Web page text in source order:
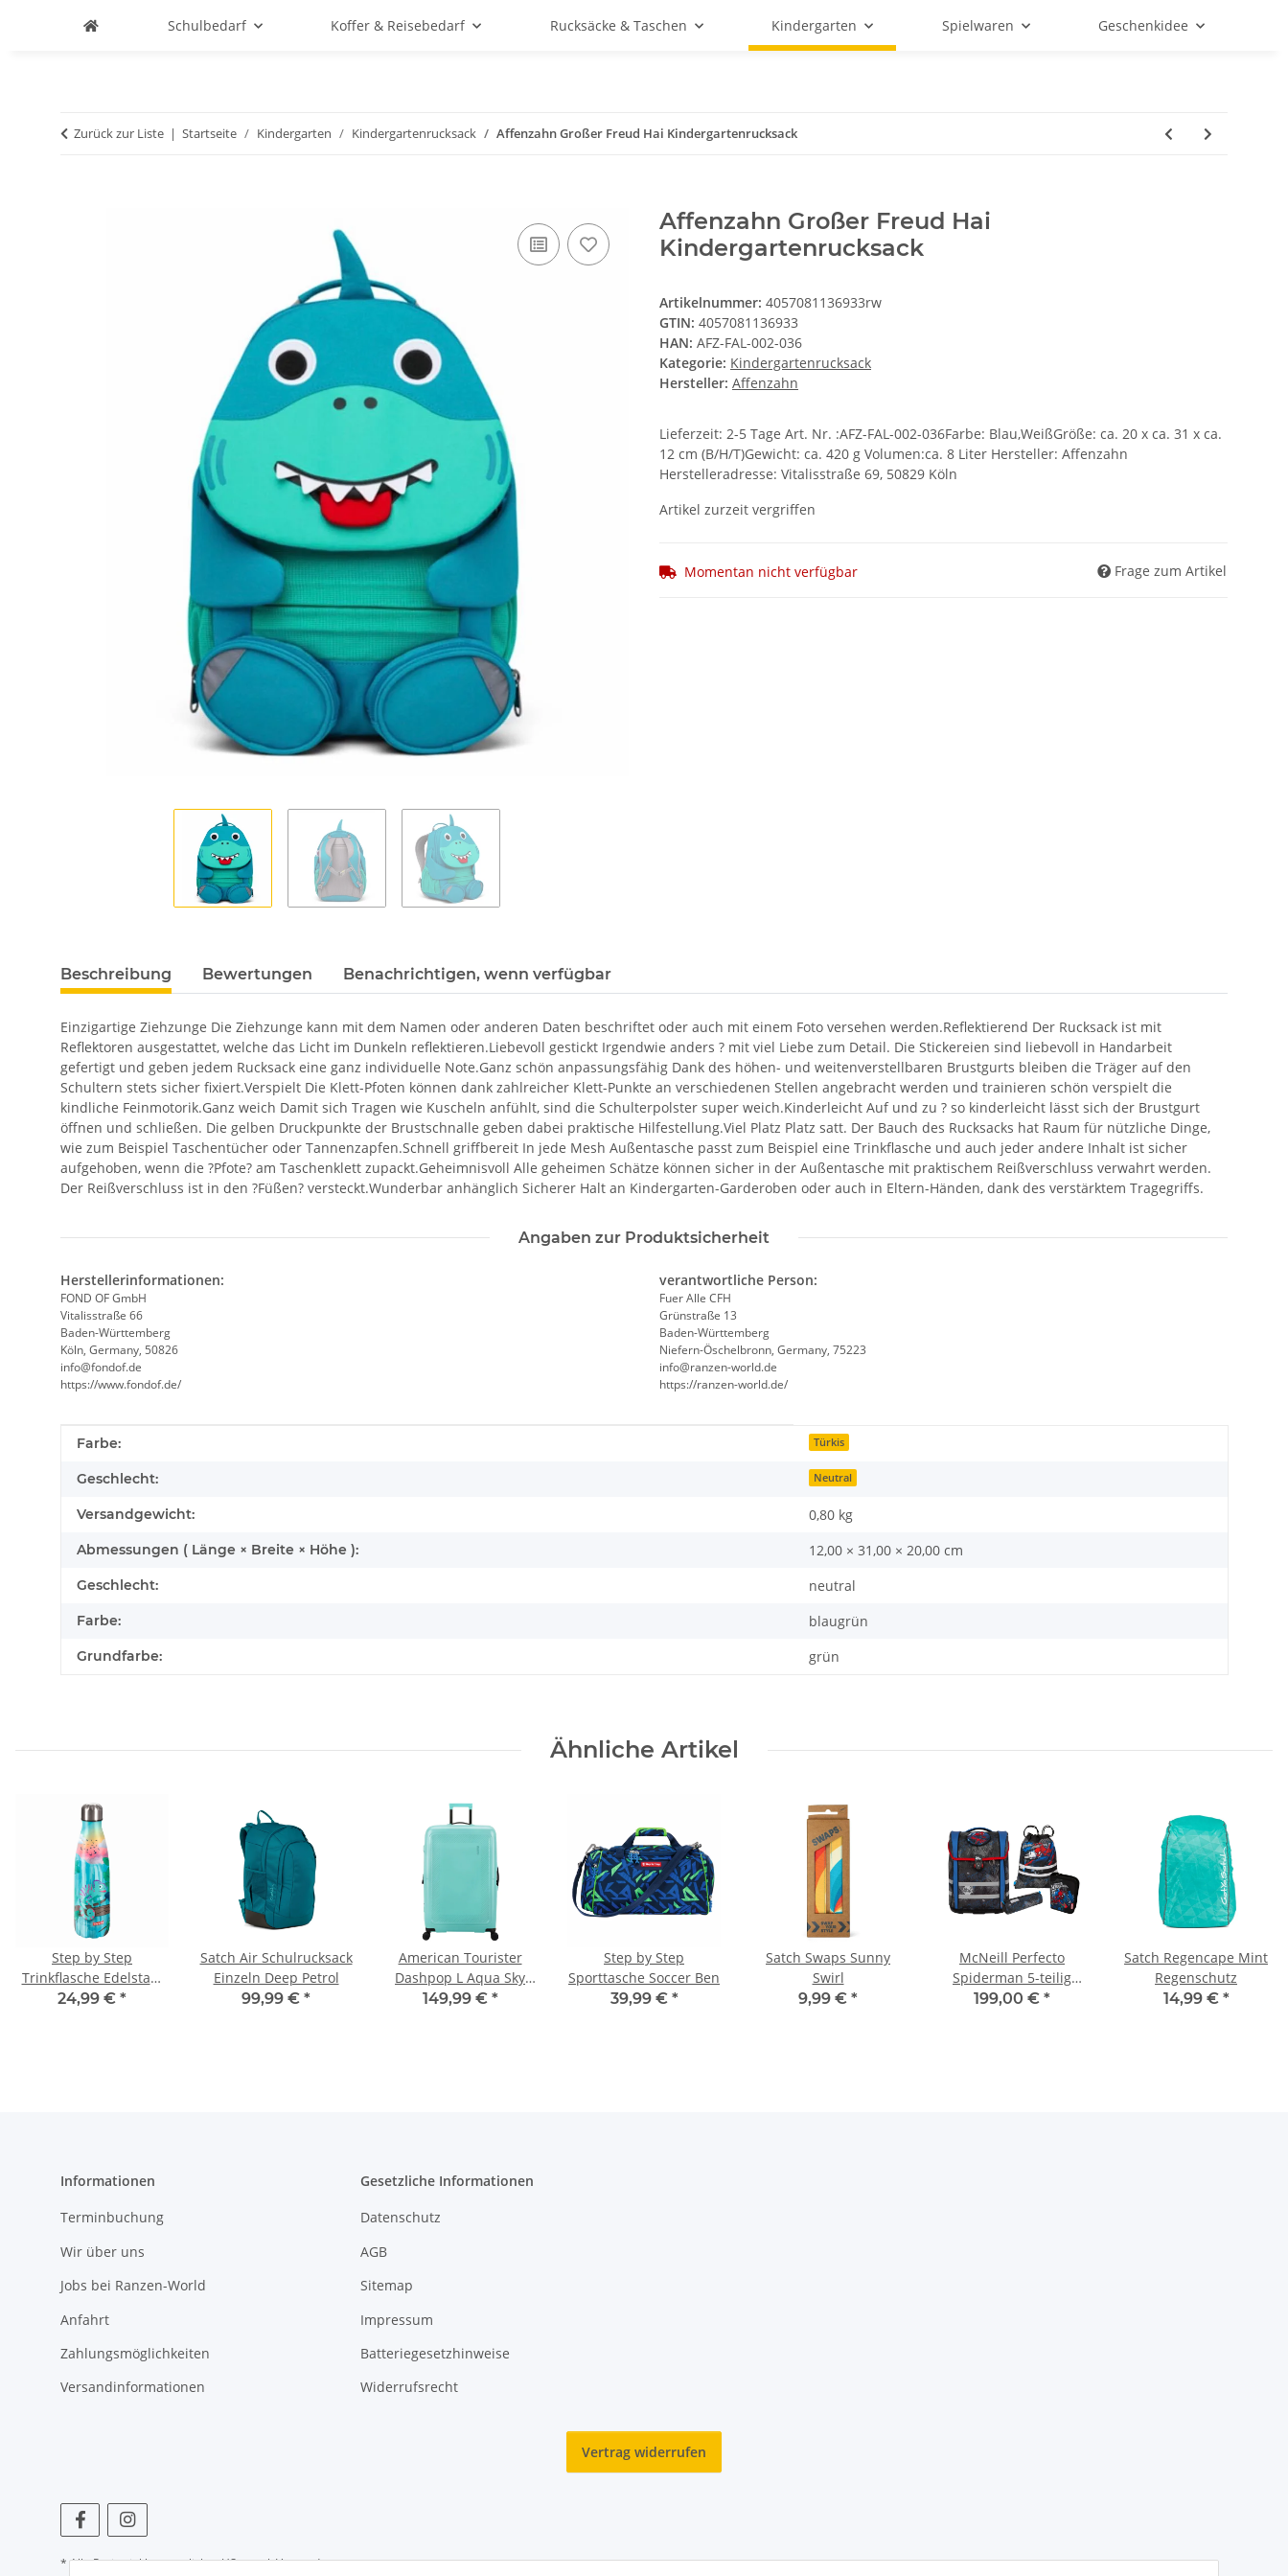
Schulbedarf Koffer & Reisebedarf Rucksäcke & Taschen Kindergarten Spielwaren Geschenkidee
Zurück zur Liste Startseite Kindergarten Kindergartenrucksack Affenzahn Großer Freud Hai Kindergartenrucksack
Affenzahn Großer Freud Hai
Kindergartenrucksack
Artikelnummer: 4057081136933rw
GTIN: 4057081136933
HAN: AFZ-FAL-002-036
Kategorie: Kindergartenrucksack
Hersteller: Affenzahn
Lieferzeit: 2-5 Tage Art. Nr. :AFZ-FAL-002-036Farbe: Blau,WeißGröße: ca. 20 x ca. 31 x ca.
12 cm (B/H/T)Gewicht: ca. 420 g Volumen:ca. 8 Liter Hersteller: Affenzahn
Herstelleradresse: Vitalisstraße 69, 50829 Köln
Artikel zurzeit vergriffen
Momentan nicht verfügbar Frage zum Artikel
Beschreibung Bewertungen Benachrichtigen, wenn verfügbar
Einzigartige Ziehzunge Die Ziehzunge kann mit dem Namen oder anderen Daten beschriftet oder auch mit einem Foto versehen werden.Reflektierend Der Rucksack ist mit
Reflektoren ausgestattet, welche das Licht im Dunkeln reflektieren.Liebevoll gestickt Irgendwie anders ? mit viel Liebe zum Detail. Die Stickereien sind liebevoll in Handarbeit
gefertigt und geben jedem Rucksack eine ganz individuelle Note.Ganz schön anpassungsfähig Dank des höhen- und weitenverstellbaren Brustgurts bleiben die Träger auf den
Schultern stets sicher fixiert.Verspielt Die Klett-Pfoten können dank zahlreicher Klett-Punkte an verschiedenen Stellen angebracht werden und trainieren schön verspielt die
kindliche Feinmotorik.Ganz weich Damit sich Tragen wie Kuscheln anfühlt, sind die Schulterpolster super weich.Kinderleicht Auf und zu ? so kinderleicht lässt sich der Brustgurt
öffnen und schließen. Die gelben Druckpunkte der Brustschnalle geben dabei praktische Hilfestellung.Viel Platz Platz satt. Der Bauch des Rucksacks hat Raum für nützliche Dinge,
wie zum Beispiel Taschentücher oder Tannenzapfen.Schnell griffbereit In jede Mesh Außentasche passt zum Beispiel eine Trinkflasche und auch jeder andere Inhalt ist sicher
aufgehoben, wenn die ?Pfote? am Taschenklett zupackt.Geheimnisvoll Alle geheimen Schätze können sicher in der Außentasche mit praktischem Reißverschluss verwahrt werden.
Der Reißverschluss ist in den ?Füßen? versteckt.Wunderbar anhänglich Sicherer Halt an Kindergarten-Garderoben oder auch in Eltern-Händen, dank des verstärktem Tragegriffs.
Angaben zur Produktsicherheit
Herstellerinformationen:
FOND OF GmbH
Vitalisstraße 66
Baden-Württemberg
Köln, Germany, 50826
info@fondof.de
https://www.fondof.de/
verantwortliche Person:
Fuer Alle CFH
Grünstraße 13
Baden-Württemberg
Niefern-Öschelbronn, Germany, 75223
info@ranzen-world.de
https://ranzen-world.de/
Produkteigenschaft
Wert
Farbe: Türkis
Geschlecht: Neutral
Versandgewicht: 0,80 kg
Abmessungen ( Länge × Breite × Höhe ): 12,00 × 31,00 × 20,00 cm
Geschlecht: neutral
Farbe: blaugrün
Grundfarbe: grün
Ähnliche Artikel
Step by Step
Trinkflasche Edelstahl
Chameleon Joshy
24,99 € *
Satch Air Schulrucksack
Einzeln Deep Petrol
99,99 € *
American Tourister
Dashpop L Aqua Sky
Koffer
149,99 € *
Step by Step
Sporttasche Soccer Ben
39,99 € *
Satch Swaps Sunny
Swirl
9,99 € *
McNeill Perfecto
Spiderman 5-teilig
Schulranzenset
199,00 € *
Satch Regencape Mint
Regenschutz
14,99 € *
Informationen
Terminbuchung
Wir über uns
Jobs bei Ranzen-World
Anfahrt
Zahlungsmöglichkeiten
Versandinformationen
Gesetzliche Informationen
Datenschutz
AGB
Sitemap
Impressum
Batteriegesetzhinweise
Widerrufsrecht
Vertrag widerrufen
* Alle Preise inkl. gesetzlicher USt., zzgl.Versand